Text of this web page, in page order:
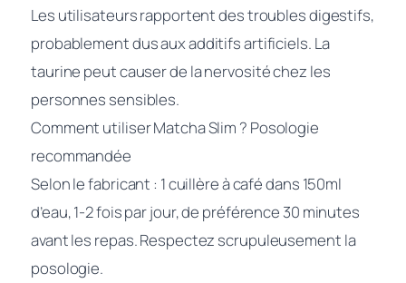
Les utilisateurs rapportent des troubles digestifs,
probablement dus aux additifs artificiels. La
taurine peut causer de la nervosité chez les
personnes sensibles.
Comment utiliser Matcha Slim ? Posologie
recommandée
Selon le fabricant : 1 cuillère à café dans 150ml
d’eau, 1-2 fois par jour, de préférence 30 minutes
avant les repas. Respectez scrupuleusement la
posologie.